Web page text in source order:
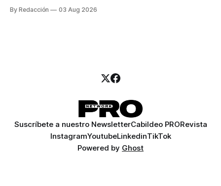
artesanal, ingredientes de calidad y experiencias que
By Redacción 03 Aug 2026
Suscríbete a nuestro NewsletterCabildeo PRORevista
InstagramYoutubeLinkedinTikTok
Powered by Ghost